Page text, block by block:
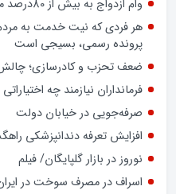
تشدید تخلفات در برخی
در پرداخت تسهیلات کلان، بار
معرض پرسش‌های جدی قرار
وام ازدواج به بیش از 80درصد متقاضیان پرداخت شده است
هر فردی که نیت خدمت به
پرونده رسمی، بسیجی است
ضعف تحزب و کادرسازی؛ چالش
فرمانداران نیازمند چه
صرفه‌جویی در خیابان دولت